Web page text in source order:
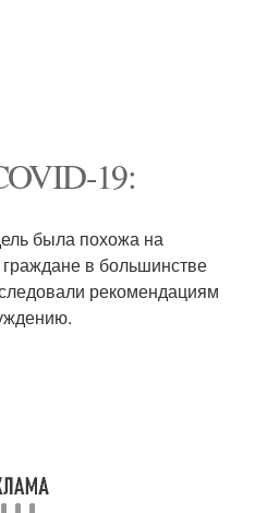
19:
была похожа на
в большинстве
рекомендациям